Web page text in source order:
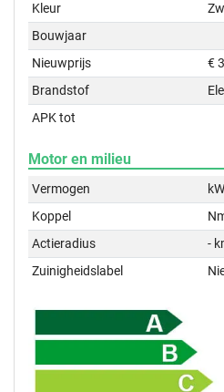
Kleur
Bouwjaar
Nieuwprijs
€
Brandstof
APK tot
Motor en milieu
Vermogen
Koppel
Actieradius
-
Zuinigheidslabel